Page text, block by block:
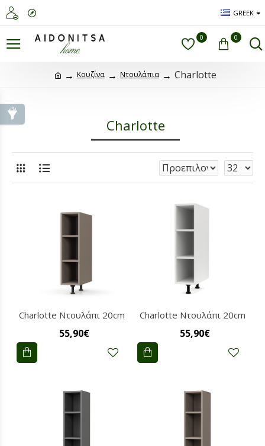
GREEK
0 0
Κουζίνα Ντουλάπια Charlotte
Charlotte
Charlotte Nτουλάπι 20cm
55,90€
Charlotte Nτουλάπι 20cm
55,90€